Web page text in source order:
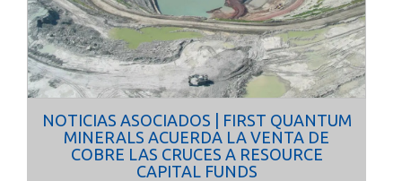
NOTICIAS ASOCIADOS | FIRST QUANTUM
MINERALS ACUERDA LA VENTA DE
COBRE LAS CRUCES A RESOURCE
CAPITAL FUNDS